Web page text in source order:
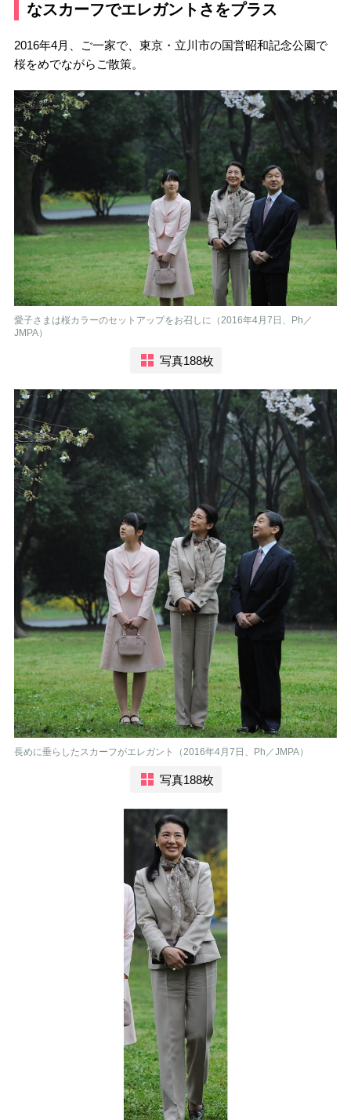
なスカーフでエレガントさをプラス
2016年4月、ご一家で、東京・立川市の国営昭和記念公園で
桜をめでながらご散策。
愛子さまは桜カラーのセットアップをお召しに（2016年4月7日、Ph／
JMPA）
写真188枚
長めに垂らしたスカーフがエレガント（2016年4月7日、Ph／JMPA）
写真188枚